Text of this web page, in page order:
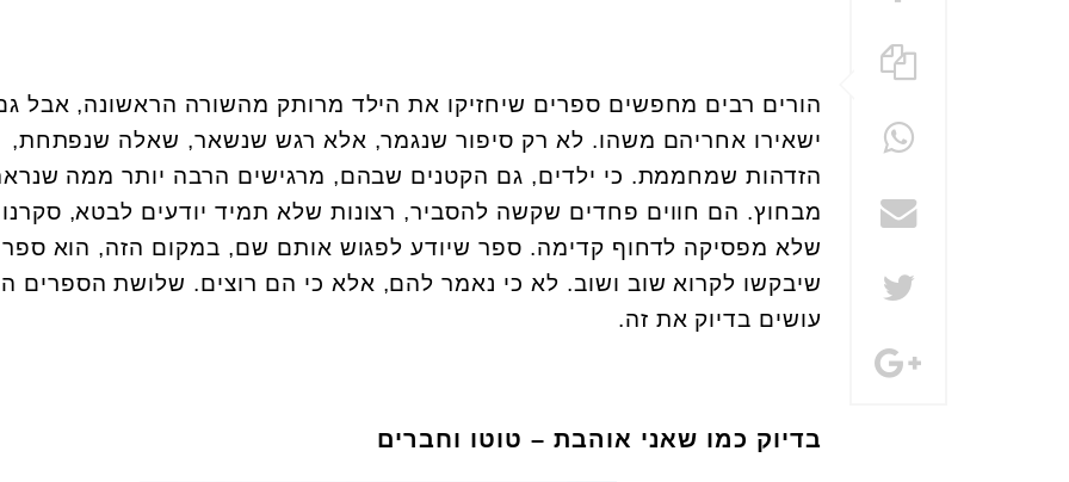
הורים רבים מחפשים ספרים שיחזיקו את הילד מרותק מהשורה הראשונה, אבל
ישאירו אחריהם משהו. לא רק סיפור שנגמר, אלא רגש שנשאר, שאלה שנפתחת,
הזדהות שמחממת. כי ילדים, גם הקטנים שבהם, מרגישים הרבה יותר ממה
מבחוץ. הם חווים פחדים שקשה להסביר, רצונות שלא תמיד יודעים לבטא,
שלא מפסיקה לדחוף קדימה. ספר שיודע לפגוש אותם שם, במקום הזה, הוא ספר
שיבקשו לקרוא שוב ושוב. לא כי נאמר להם, אלא כי הם רוצים. שלושת הספרים
עושים בדיוק את זה.
בדיוק כמו שאני אוהבת – טוטו וחברים